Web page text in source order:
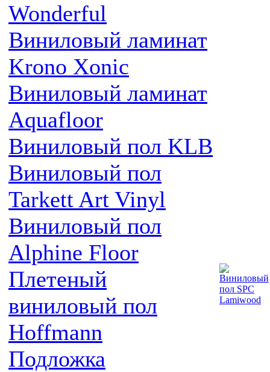
Wonderful
Виниловый ламинат
Krono Xonic
Виниловый ламинат
Aquafloor
Виниловый пол KLB
Виниловый пол
Tarkett Art Vinyl
Виниловый пол
Alphine Floor
Плетеный
виниловый пол
Hoffmann
Подложка